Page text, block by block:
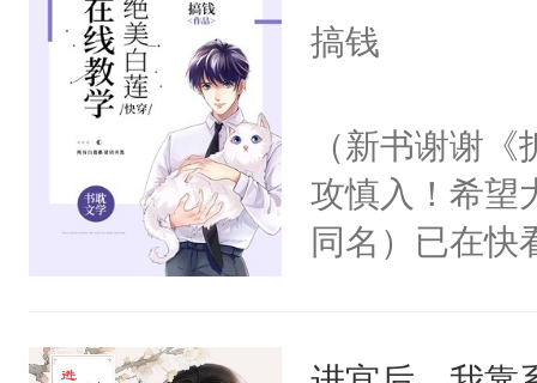
用力——为你
搞钱
（新书谢谢
攻慎入！希望
同名）已在快